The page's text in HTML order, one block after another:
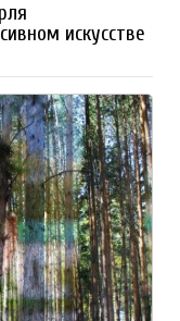
искусстве